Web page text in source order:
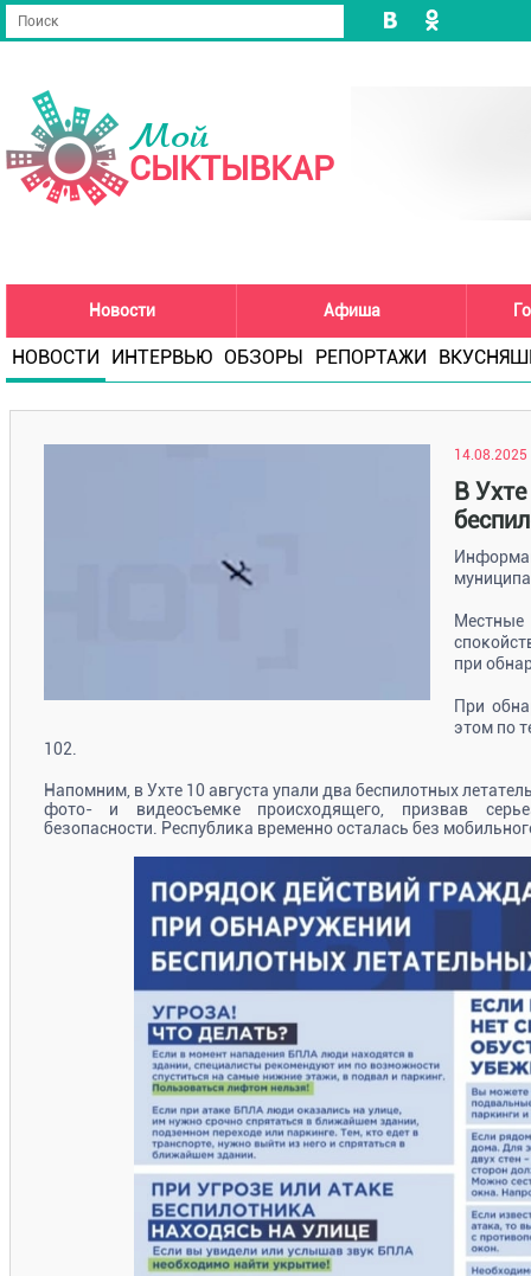
Мой
СЫКТЫВКАР
Новости Афиша
НОВОСТИ ИНТЕРВЬЮ ОБЗОРЫ РЕПОРТАЖИ
14.08.2025
В
Местные
при
При
этом по
102.
Напомним, в Ухте 10 августа упали два беспилотных
фото- и видеосъемке происходящего, призвав
безопасности. Республика временно осталась без